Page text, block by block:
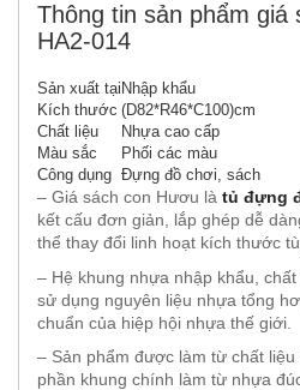
Thông tin sản phẩm giá
HA2-014
Sản xuất tại Nhập khẩu
Kích thước (D82*R46*C100)cm
Chất liệu
Nhựa cao cấp
Màu sắc
Phối các màu
Công dụng Đựng đồ chơi, sách
– Giá sách con Hươu là tủ đựng
kết cấu đơn giản, lắp ghép dễ
thể thay đổi linh hoạt kích thước
– Hệ khung nhựa nhập khẩu,
sử dụng nguyên liệu nhựa tổng
chuẩn của hiệp hội nhựa thế giới.
– Sản phẩm được làm từ chất
phần khung chính làm từ nhựa